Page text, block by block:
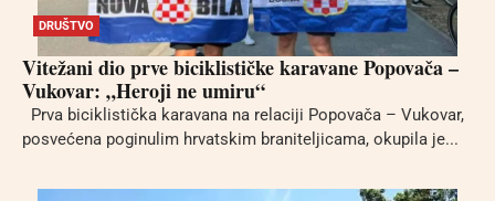
DRUŠTVO
Vitežani dio prve biciklističke karavane Popovača –
Vukovar: „Heroji ne umiru“
Prva biciklistička karavana na relaciji Popovača – Vukovar,
posvećena poginulim hrvatskim braniteljicama, okupila je...